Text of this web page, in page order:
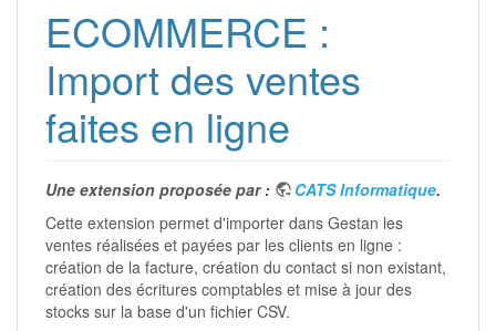
ECOMMERCE :
Import des ventes
faites en ligne
Une extension proposée par : CATS Informatique.
Cette extension permet d'importer dans Gestan les
ventes réalisées et payées par les clients en ligne :
création de la facture, création du contact si non existant,
création des écritures comptables et mise à jour des
stocks sur la base d'un fichier CSV.